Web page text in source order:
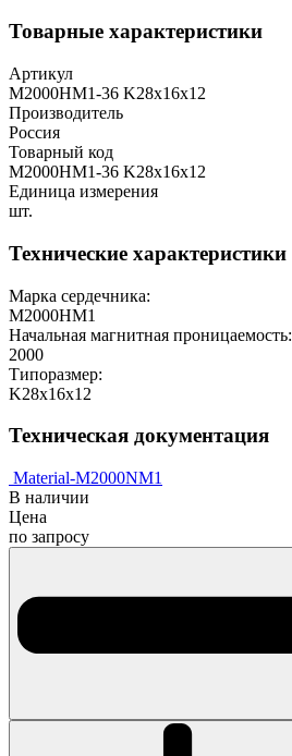
Товарные характеристики
Артикул
М2000НМ1-36 K28x16х12
Производитель
Россия
Товарный код
М2000НМ1-36 K28x16х12
Единица измерения
шт.
Технические характеристики
Марка сердечника:
М2000НМ1
Начальная магнитная проницаемость:
2000
Типоразмер:
K28x16х12
Техническая документация
Material-M2000NM1
В наличии
Цена
по запросу